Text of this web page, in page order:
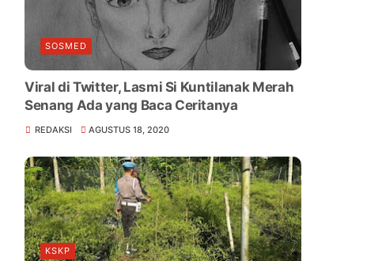
SOSMED
Viral di Twitter, Lasmi Si Kuntilanak Merah
Senang Ada yang Baca Ceritanya
REDAKSI AGUSTUS 18, 2020
KSKP